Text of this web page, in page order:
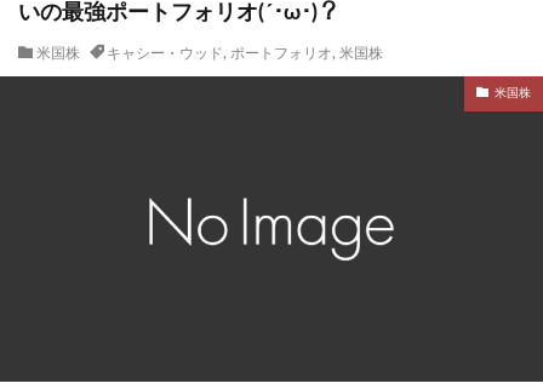
いの最強ポートフォリオ(´･ω･)？
米国株 キャシー・ウッド, ポートフォリオ, 米国株
米国株